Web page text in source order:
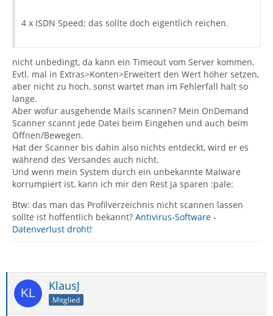
4 x ISDN Speed; das sollte doch eigentlich reichen.
nicht unbedingt, da kann ein Timeout vom Server kommen.
Evtl. mal in Extras>Konten>Erweitert den Wert höher setzen,
aber nicht zu hoch, sonst wartet man im Fehlerfall halt so
lange.
Aber wofür ausgehende Mails scannen? Mein OnDemand
Scanner scannt jede Datei beim Eingehen und auch beim
Öffnen/Bewegen.
Hat der Scanner bis dahin also nichts entdeckt, wird er es
während des Versandes auch nicht.
Und wenn mein System durch ein unbekannte Malware
korrumpiert ist, kann ich mir den Rest ja sparen :pale:
Btw: das man das Profilverzeichnis nicht scannen lassen
sollte ist hoffentlich bekannt? Antivirus-Software -
Datenverlust droht!
KlausJ
Mitglied